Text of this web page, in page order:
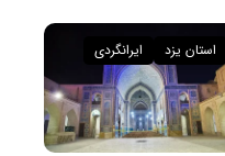
استان یزد ایرانگردی